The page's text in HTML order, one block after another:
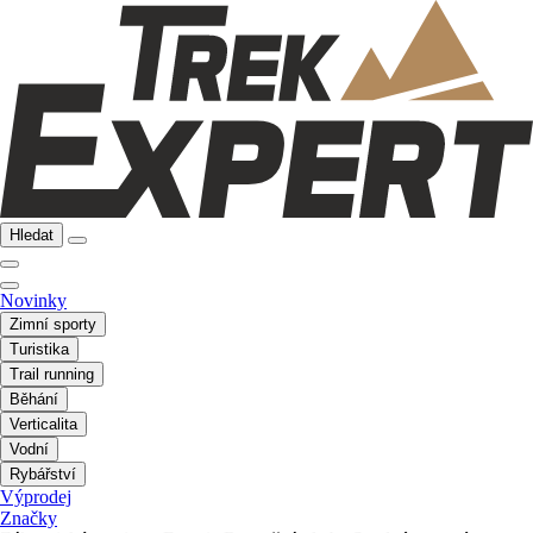
Hledat
Novinky
Zimní sporty
Turistika
Trail running
Běhání
Verticalita
Vodní
Rybářství
Výprodej
Značky